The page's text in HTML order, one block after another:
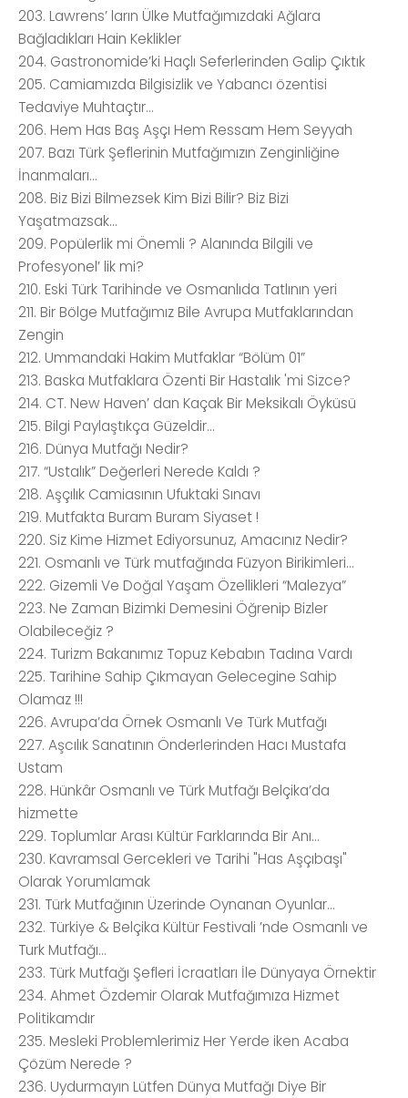
203. Lawrens’ ların Ülke Mutfağımızdaki Ağlara
Bağladıkları Hain Keklikler
204. Gastronomide’ki Haçlı Seferlerinden Galip Çıktık
205. Camiamızda Bilgisizlik ve Yabancı özentisi
Tedaviye Muhtaçtır...
206. Hem Has Baş Aşçı Hem Ressam Hem Seyyah
207. Bazı Türk Şeflerinin Mutfağımızın Zenginliğine
İnanmaları...
208. Biz Bizi Bilmezsek Kim Bizi Bilir? Biz Bizi
Yaşatmazsak...
209. Popülerlik mi Önemli ? Alanında Bilgili ve
Profesyonel’ lik mi?
210. Eski Türk Tarihinde ve Osmanlıda Tatlının yeri
211. Bir Bölge Mutfağımız Bile Avrupa Mutfaklarından
Zengin
212. Ummandaki Hakim Mutfaklar “Bölüm 01”
213. Baska Mutfaklara Özenti Bir Hastalık 'mi Sizce?
214. CT. New Haven’ dan Kaçak Bir Meksikalı Öyküsü
215. Bilgi Paylaştıkça Güzeldir...
216. Dünya Mutfağı Nedir?
217. “Ustalık” Değerleri Nerede Kaldı ?
218. Aşçılık Camiasının Ufuktaki Sınavı
219. Mutfakta Buram Buram Siyaset !
220. Siz Kime Hizmet Ediyorsunuz, Amacınız Nedir?
221. Osmanlı ve Türk mutfağında Füzyon Birikimleri...
222. Gizemli Ve Doğal Yaşam Özellikleri “Malezya”
223. Ne Zaman Bizimki Demesini Öğrenip Bizler
Olabileceğiz ?
224. Turizm Bakanımız Topuz Kebabın Tadına Vardı
225. Tarihine Sahip Çıkmayan Gelecegine Sahip
Olamaz !!!
226. Avrupa’da Örnek Osmanlı Ve Türk Mutfağı
227. Aşcılık Sanatının Önderlerinden Hacı Mustafa
Ustam
228. Hünkâr Osmanlı ve Türk Mutfağı Belçika’da
hizmette
229. Toplumlar Arası Kültür Farklarında Bir Anı...
230. Kavramsal Gercekleri ve Tarihi "Has Aşçıbaşı"
Olarak Yorumlamak
231. Türk Mutfağının Üzerinde Oynanan Oyunlar...
232. Türkiye & Belçika Kültür Festivali ’nde Osmanlı ve
Turk Mutfağı...
233. Türk Mutfağı Şefleri İcraatları İle Dünyaya Örnektir
234. Ahmet Özdemir Olarak Mutfağımıza Hizmet
Politikamdır
235. Mesleki Problemlerimiz Her Yerde iken Acaba
Çözüm Nerede ?
236. Uydurmayın Lütfen Dünya Mutfağı Diye Bir